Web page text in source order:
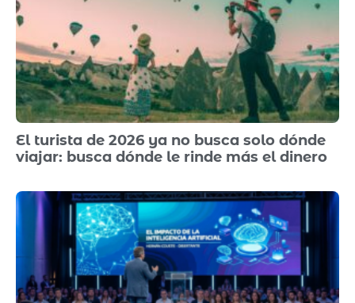
El turista de 2026 ya no busca solo dónde
viajar: busca dónde le rinde más el dinero